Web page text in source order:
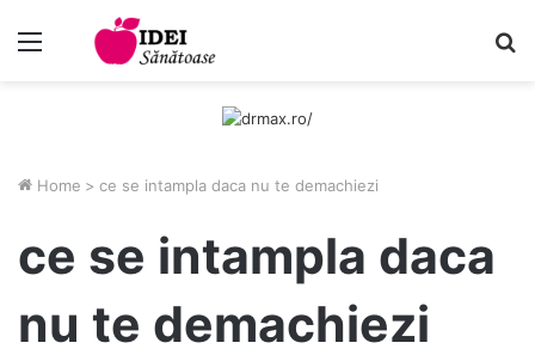
Home > ce se intampla daca nu te demachiezi
ce se intampla daca
nu te demachiezi